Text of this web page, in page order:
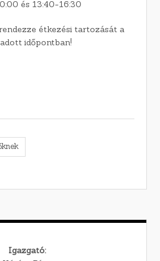
és 13:40-16:30
étkezési tartozását a
időpontban!
Igazgató: